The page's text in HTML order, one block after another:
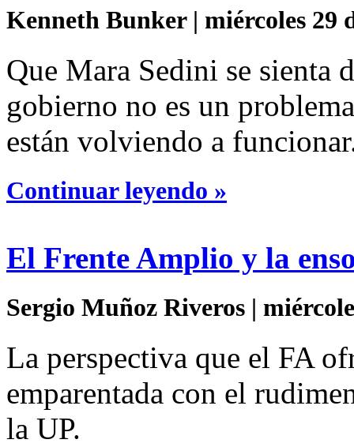
Kenneth Bunker | miércoles 29
Que Mara Sedini se sienta
gobierno no es un
están volviendo a
Continuar leyendo »
El Frente Amplio y la
Sergio Muñoz Riveros |
La perspectiva que el FA
emparentada con el
la UP.